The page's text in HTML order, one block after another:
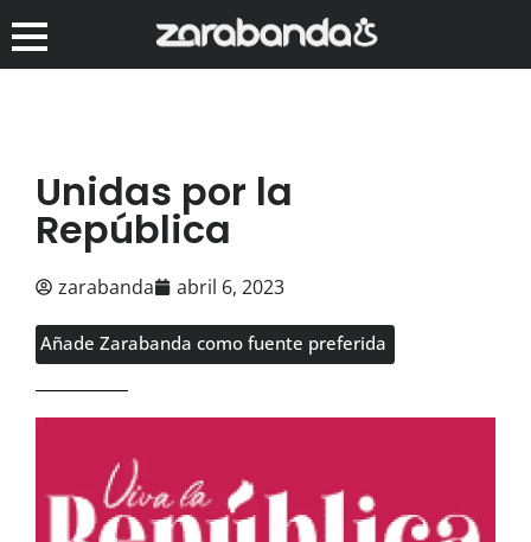
Unidas por la
República
zarabanda abril 6, 2023
Añade Zarabanda como fuente preferida